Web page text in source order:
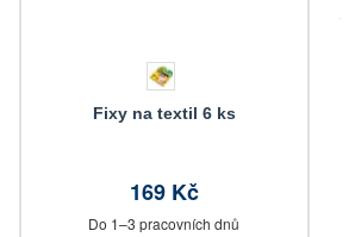
Fixy na textil 6 ks
169 Kč
Do 1–3 pracovních dnů